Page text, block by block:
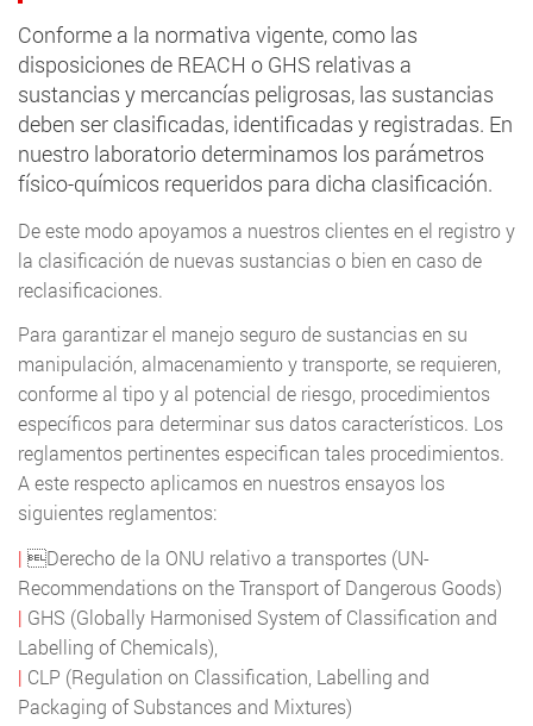
Conforme a la normativa vigente, como las
disposiciones de REACH o GHS relativas a
sustancias y mercancías peligrosas, las sustancias
deben ser clasificadas, identificadas y registradas. En
nuestro laboratorio determinamos los parámetros
físico-químicos requeridos para dicha clasificación.
De este modo apoyamos a nuestros clientes en el registro y
la clasificación de nuevas sustancias o bien en caso de
reclasificaciones.
Para garantizar el manejo seguro de sustancias en su
manipulación, almacenamiento y transporte, se requieren,
conforme al tipo y al potencial de riesgo, procedimientos
específicos para determinar sus datos característicos. Los
reglamentos pertinentes especifican tales procedimientos.
A este respecto aplicamos en nuestros ensayos los
siguientes reglamentos:
| Derecho de la ONU relativo a transportes (UN-
Recommendations on the Transport of Dangerous Goods)
| GHS (Globally Harmonised System of Classification and
Labelling of Chemicals),
| CLP (Regulation on Classification, Labelling and
Packaging of Substances and Mixtures)